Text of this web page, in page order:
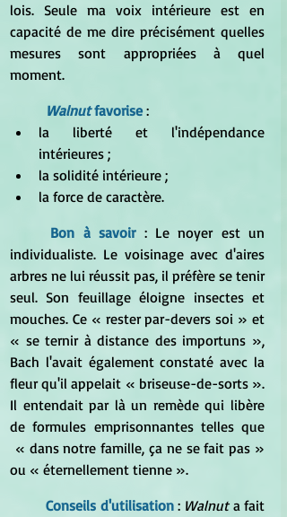
lois. Seule ma voix intérieure est en
capacité de me dire précisément quelles
mesures sont appropriées à quel
moment.
Walnut favorise :
la liberté et l'indépendance
intérieures ;
la solidité intérieure ;
la force de caractère.
Bon à savoir : Le noyer est un
individualiste. Le voisinage avec d'aires
arbres ne lui réussit pas, il préfère se tenir
seul. Son feuillage éloigne insectes et
mouches. Ce « rester par-devers soi » et
« se ternir à distance des importuns »,
Bach l'avait également constaté avec la
fleur qu'il appelait « briseuse-de-sorts ».
Il entendait par là un remède qui libère
de formules emprisonnantes telles que
« dans notre famille, ça ne se fait pas »
ou « éternellement tienne ».
Conseils d'utilisation : Walnut a fait